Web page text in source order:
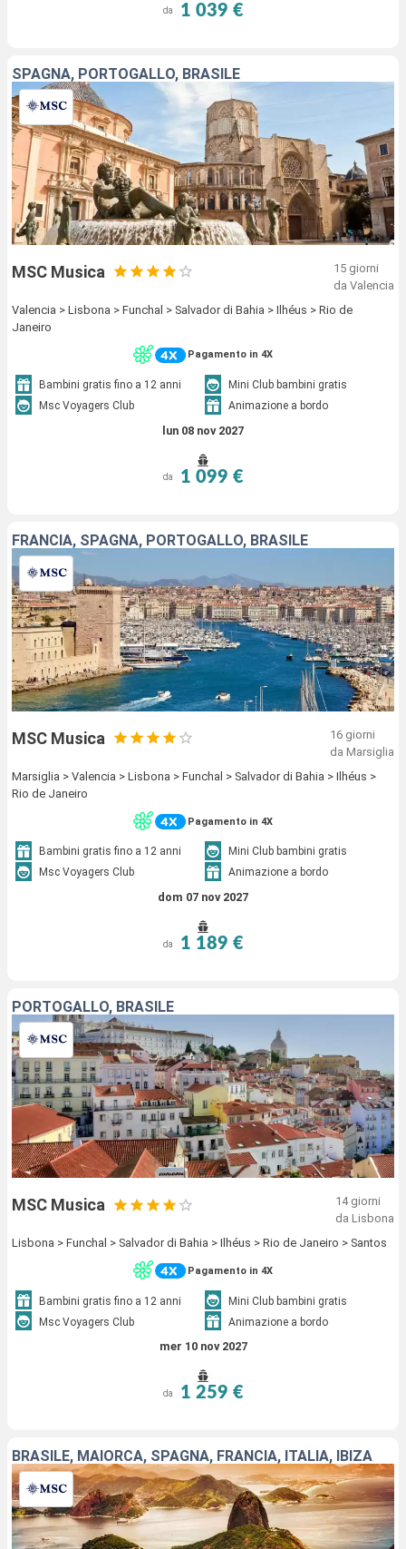
da 1 039 €
SPAGNA, PORTOGALLO, BRASILE
MSC Musica
15 giorni
da Valencia
Valencia > Lisbona > Funchal > Salvador di Bahia > Ilhéus > Rio de
Janeiro
Pagamento in 4X
Bambini gratis fino a 12 anni
Mini Club bambini gratis
Msc Voyagers Club
Animazione a bordo
lun 08 nov 2027
da 1 099 €
FRANCIA, SPAGNA, PORTOGALLO, BRASILE
MSC Musica
16 giorni
da Marsiglia
Marsiglia > Valencia > Lisbona > Funchal > Salvador di Bahia > Ilhéus >
Rio de Janeiro
Pagamento in 4X
Bambini gratis fino a 12 anni
Mini Club bambini gratis
Msc Voyagers Club
Animazione a bordo
dom 07 nov 2027
da 1 189 €
PORTOGALLO, BRASILE
MSC Musica
14 giorni
da Lisbona
Lisbona > Funchal > Salvador di Bahia > Ilhéus > Rio de Janeiro > Santos
Pagamento in 4X
Bambini gratis fino a 12 anni
Mini Club bambini gratis
Msc Voyagers Club
Animazione a bordo
mer 10 nov 2027
da 1 259 €
BRASILE, MAIORCA, SPAGNA, FRANCIA, ITALIA, IBIZA